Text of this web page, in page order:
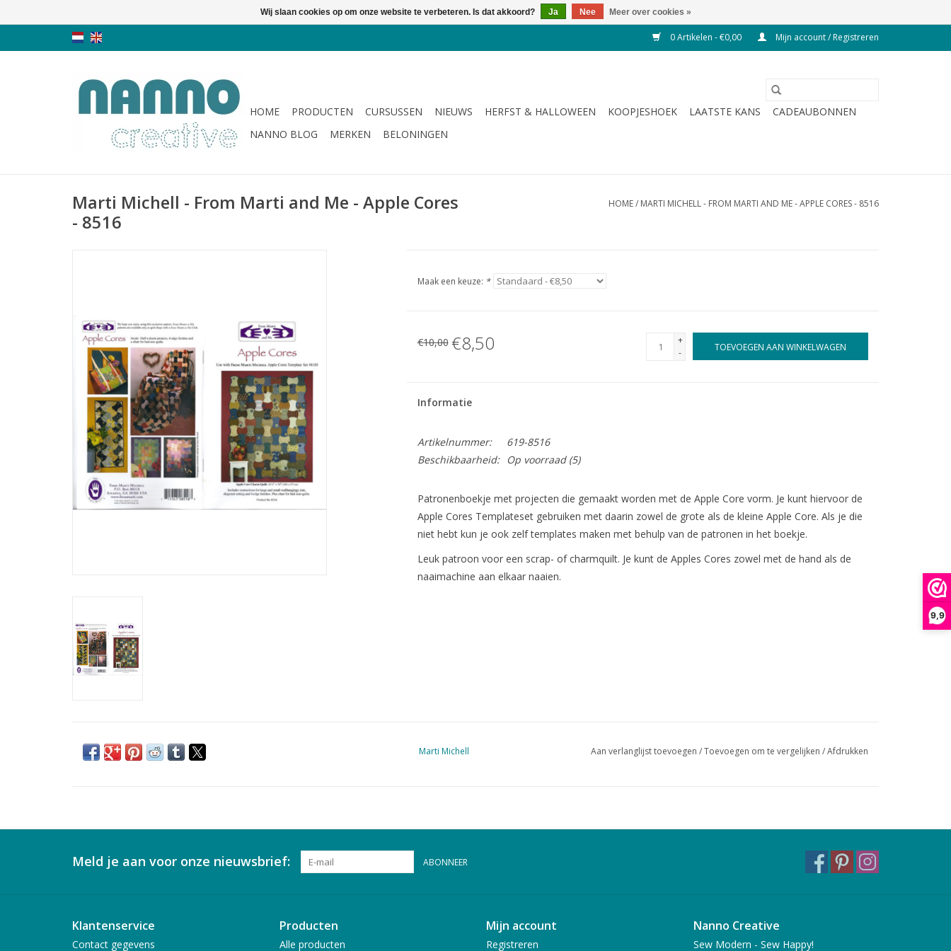
9,9
0 Artikelen - €0,00 Mijn account / Registreren
HOME PRODUCTEN CURSUSSEN NIEUWS HERFST & HALLOWEEN KOOPJESHOEK LAATSTE KANS
CADEAUBONNEN
NANNO BLOG
MERKEN BELONINGEN
Marti Michell - From Marti and Me - Apple Cores
- 8516
HOME/ MARTI MICHELL - FROM MARTI AND ME - APPLE CORES - 8516
Maak een keuze: *
€10,00 €8,50
+
-
TOEVOEGEN AAN WINKELWAGEN
Informatie
Artikelnummer:
619-8516
Beschikbaarheid:
Op voorraad(5)
Patronenboekje met projecten die gemaakt worden met de Apple Core vorm. Je kunt hiervoor de
Apple Cores Templateset gebruiken met daarin zowel de grote als de kleine Apple Core. Als je die
niet hebt kun je ook zelf templates maken met behulp van de patronen in het boekje.
Leuk patroon voor een scrap- of charmquilt. Je kunt de Apples Cores zowel met de hand als de
naaimachine aan elkaar naaien.
Marti Michell Aan verlanglijst toevoegen /Toevoegen om te vergelijken /Afdrukken
Meld je aan voor onze nieuwsbrief: ABONNEER
Klantenservice
Contact gegevens
Producten
Alle producten
Mijn account
Registreren
Nanno Creative
Sew Modern - Sew Happy!
Wij slaan cookies op om onze website te verbeteren. Is dat akkoord? Ja Nee Meer over cookies »